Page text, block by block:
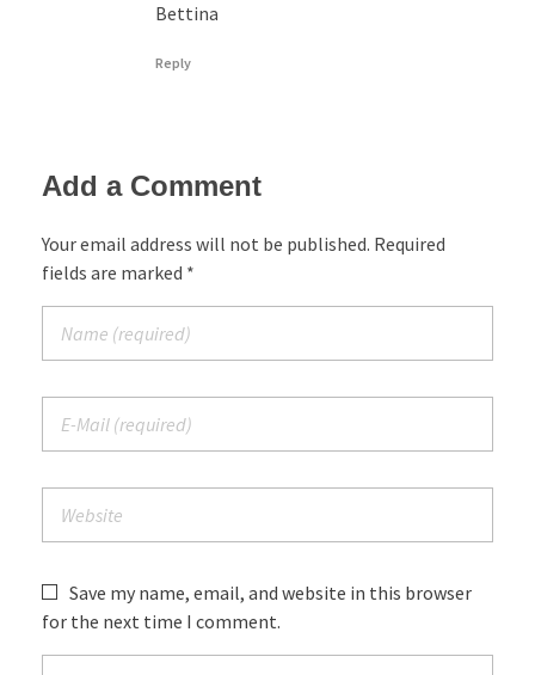
Bettina
Reply
Add a Comment
Your email address will not be published. Required
fields are marked *
Save my name, email, and website in this browser
for the next time I comment.